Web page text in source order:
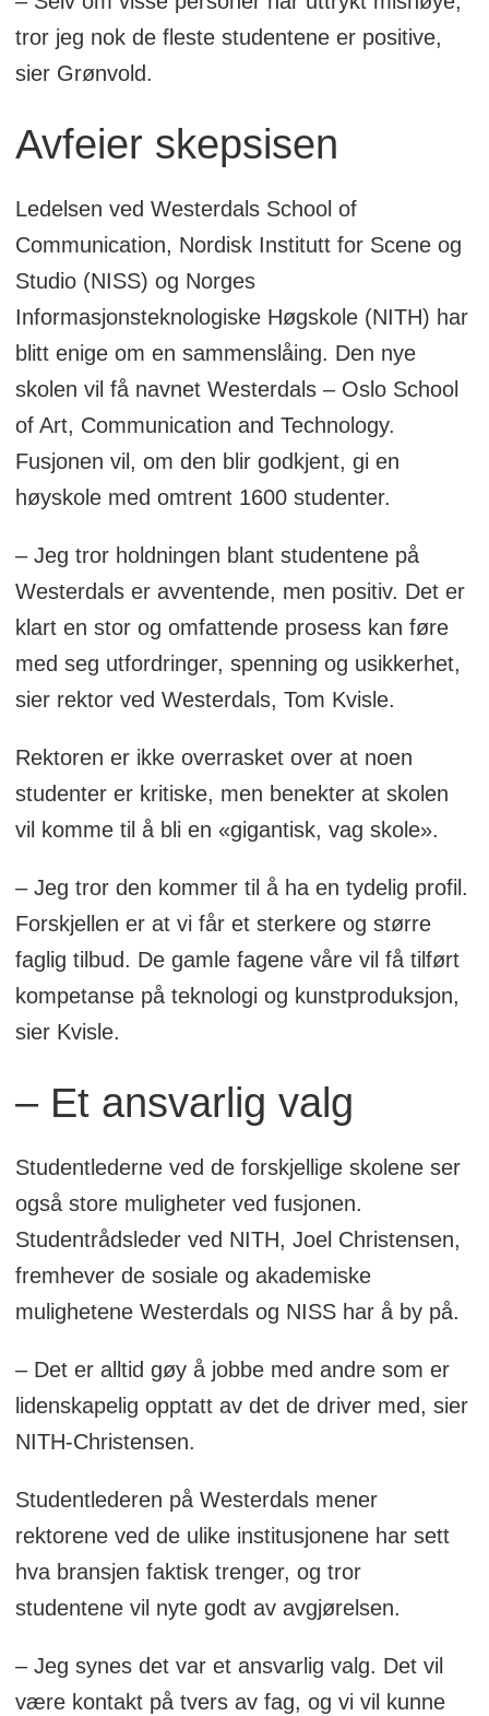
tror jeg nok de fleste studentene er positive,
sier Grønvold.
Avfeier skepsisen
Ledelsen ved Westerdals School of
Communication, Nordisk Institutt for Scene og
Studio (NISS) og Norges
Informasjonsteknologiske Høgskole (NITH) har
blitt enige om en sammenslåing. Den nye
skolen vil få navnet Westerdals – Oslo School
of Art, Communication and Technology.
Fusjonen vil, om den blir godkjent, gi en
høyskole med omtrent 1600 studenter.
– Jeg tror holdningen blant studentene på
Westerdals er avventende, men positiv. Det er
klart en stor og omfattende prosess kan føre
med seg utfordringer, spenning og usikkerhet,
sier rektor ved Westerdals, Tom Kvisle.
Rektoren er ikke overrasket over at noen
studenter er kritiske, men benekter at skolen
vil komme til å bli en «gigantisk, vag skole».
– Jeg tror den kommer til å ha en tydelig profil.
Forskjellen er at vi får et sterkere og større
faglig tilbud. De gamle fagene våre vil få tilført
kompetanse på teknologi og kunstproduksjon,
sier Kvisle.
– Et ansvarlig valg
Studentlederne ved de forskjellige skolene ser
også store muligheter ved fusjonen.
Studentrådsleder ved NITH, Joel Christensen,
fremhever de sosiale og akademiske
mulighetene Westerdals og NISS har å by på.
– Det er alltid gøy å jobbe med andre som er
lidenskapelig opptatt av det de driver med, sier
NITH-Christensen.
Studentlederen på Westerdals mener
rektorene ved de ulike institusjonene har sett
hva bransjen faktisk trenger, og tror
studentene vil nyte godt av avgjørelsen.
– Jeg synes det var et ansvarlig valg. Det vil
være kontakt på tvers av fag, og vi vil kunne